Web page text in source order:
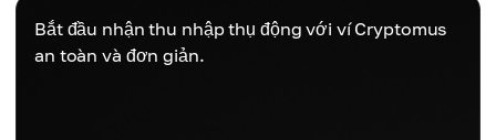
Bắt đầu nhận thu nhập thụ động với ví Cryptomus
an toàn và đơn giản.